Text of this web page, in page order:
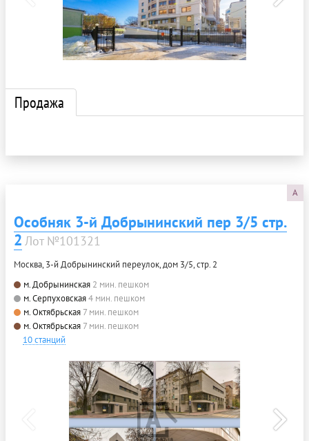
Продажа
A
Особняк 3-й Добрынинский пер 3/5 стр.
2 Лот №101321
Москва, 3-й Добрынинский переулок, дом 3/5, стр. 2
м. Добрынинская 2 мин. пешком
м. Серпуховская4 мин. пешком
м. Октябрьская 7 мин. пешком
м. Октябрьская 7 мин. пешком
10 станций